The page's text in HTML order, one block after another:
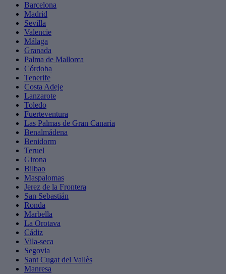
Barcelona
Madrid
Sevilla
Valencie
Málaga
Granada
Palma de Mallorca
Córdoba
Tenerife
Costa Adeje
Lanzarote
Toledo
Fuerteventura
Las Palmas de Gran Canaria
Benalmádena
Benidorm
Teruel
Girona
Bilbao
Maspalomas
Jerez de la Frontera
San Sebastián
Ronda
Marbella
La Orotava
Cádiz
Vila-seca
Segovia
Sant Cugat del Vallès
Manresa